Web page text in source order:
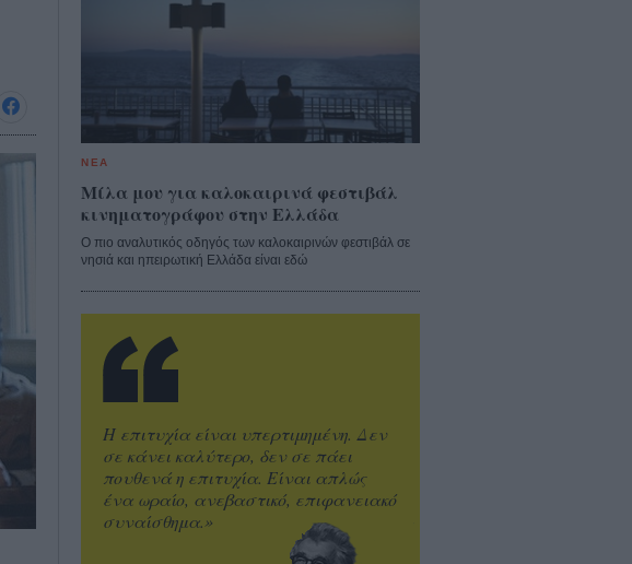
ΝΕΑ
Μίλα μου για καλοκαιρινά φεστιβάλ
κινηματογράφου στην Ελλάδα
Ο πιο αναλυτικός οδηγός των καλοκαιρινών φεστιβάλ σε
νησιά και ηπειρωτική Ελλάδα είναι εδώ
Η επιτυχία είναι υπερτιμημένη. Δεν
σε κάνει καλύτερο, δεν σε πάει
πουθενά η επιτυχία. Είναι απλώς
ένα ωραίο, ανεβαστικό, επιφανειακό
συναίσθημα.»